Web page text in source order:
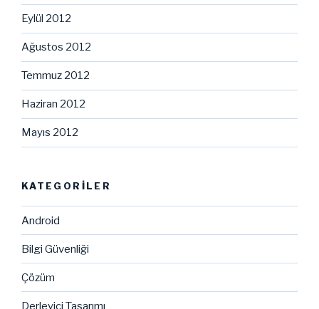
Eylül 2012
Ağustos 2012
Temmuz 2012
Haziran 2012
Mayıs 2012
KATEGORILER
Android
Bilgi Güvenliği
Çözüm
Derleyici Tasarımı